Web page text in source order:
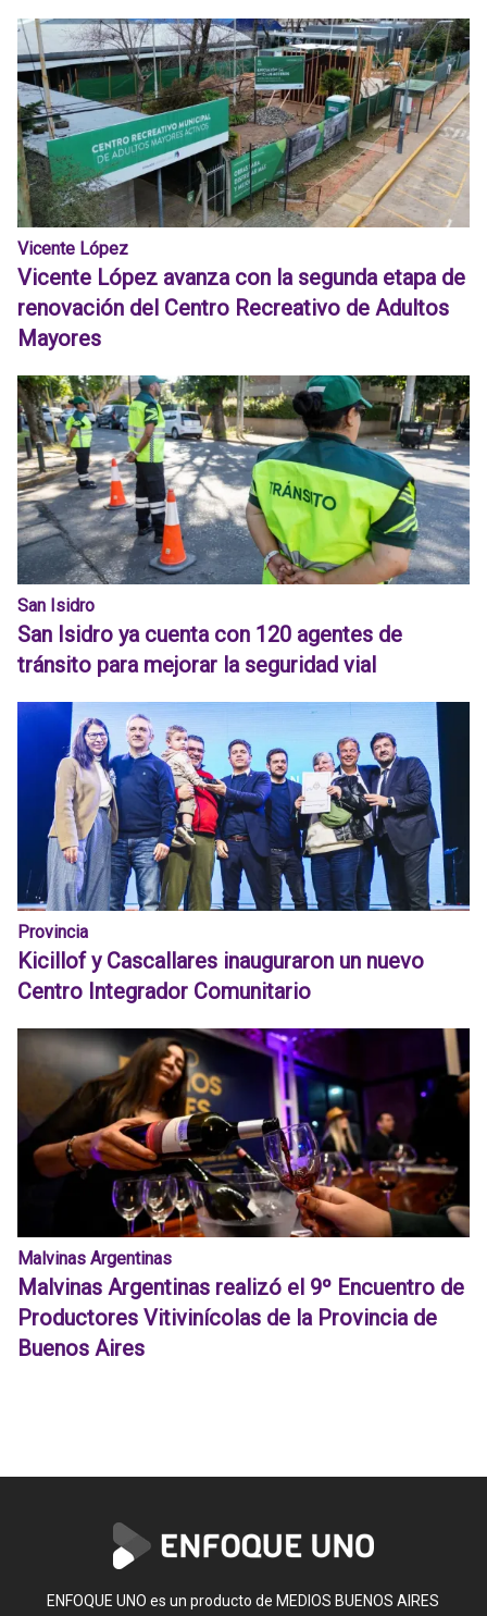
Vicente López
Vicente López avanza con la segunda etapa de
renovación del Centro Recreativo de Adultos
Mayores
San Isidro
San Isidro ya cuenta con 120 agentes de
tránsito para mejorar la seguridad vial
Provincia
Kicillof y Cascallares inauguraron un nuevo
Centro Integrador Comunitario
Malvinas Argentinas
Malvinas Argentinas realizó el 9º Encuentro de
Productores Vitivinícolas de la Provincia de
Buenos Aires
ENFOQUE UNO es un producto de MEDIOS BUENOS AIRES